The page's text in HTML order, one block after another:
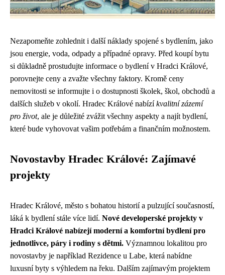
Nezapomeňte zohlednit i další náklady spojené s bydlením, jako
jsou energie, voda, odpady a případné opravy. Před koupí bytu
si důkladně prostudujte informace o bydlení v Hradci Králové,
porovnejte ceny a zvažte všechny faktory. Kromě ceny
nemovitosti se informujte i o dostupnosti školek, škol, obchodů a
dalších služeb v okolí. Hradec Králové nabízíkvalitní zázemí
pro život, ale je důležité zvážit všechny aspekty a najít bydlení,
které bude vyhovovat vašim potřebám a finančním možnostem.
Novostavby Hradec Králové: Zajímavé
projekty
Hradec Králové, město s bohatou historií a pulzující současností,
láká k bydlení stále více lidí. Nové developerské projekty v
Hradci Králové nabízejí moderní a komfortní bydlení pro
jednotlivce, páry i rodiny s dětmi. Významnou lokalitou pro
novostavby je například Rezidence u Labe, která nabídne
luxusní byty s výhledem na řeku. Dalším zajímavým projektem